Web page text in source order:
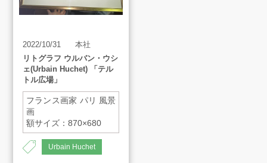
よくあるご質問
スタッフインタビュー
店舗案内
販売のご案内
2022/10/31
本社
リトグラフ ウルバン・ウシ
ェ(Urbain Huchet) 「テル
トル広場」
フランス画家 パリ 風景
画
額サイズ：870×680
Urbain Huchet